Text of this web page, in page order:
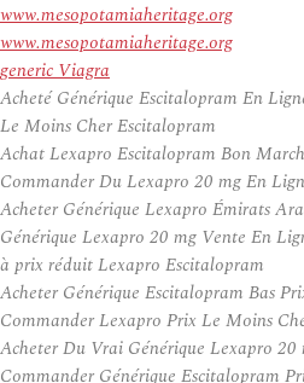
www.mesopotamiaheritage.org
www.mesopotamiaheritage.org
generic Viagra
Acheté Générique Escitalopram En
Le Moins Cher Escitalopram
Achat Lexapro Escitalopram Bon
Commander Du Lexapro 20 mg En
Acheter Générique Lexapro Émirats
Générique Lexapro 20 mg Vente En
à prix réduit Lexapro Escitalopram
Acheter Générique Escitalopram Bas
Commander Lexapro Prix Le Moins
Acheter Du Vrai Générique Lexapro
Commander Générique Escitalopram